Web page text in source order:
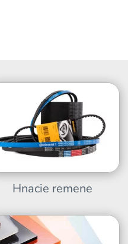
Hnacie remene